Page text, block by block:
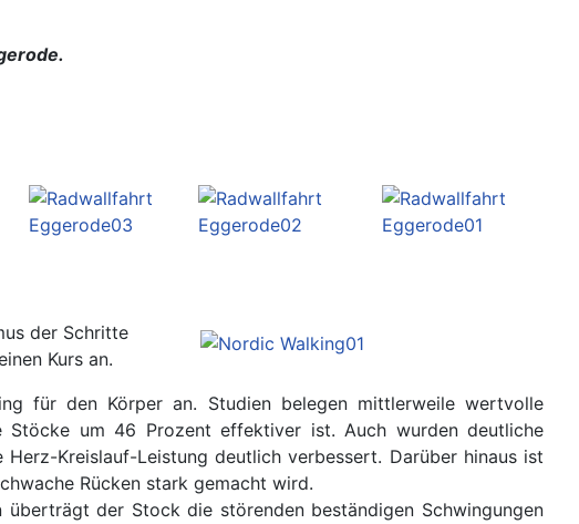
der Schritte
Kurs an.
für den Körper an. Studien belegen mittlerweile wertvolle
Stöcke um 46 Prozent effektiver ist. Auch wurden deutliche
Kreislauf-Leistung deutlich verbessert. Darüber hinaus ist
Rücken stark gemacht wird.
der Stock die störenden beständigen Schwingungen